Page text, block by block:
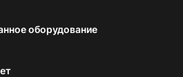
оборудование